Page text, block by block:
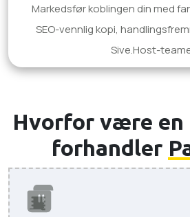
Markedsfør koblingen din med
SEO-vennlig kopi,
Sive.Host-
Hvorfor være en
forhandler